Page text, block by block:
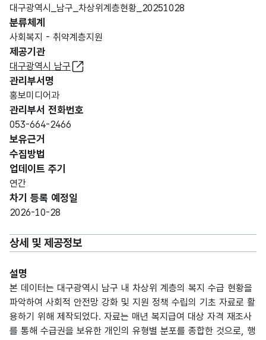
대구광역시_남구_차상위계층현황_20251028
분류체계
사회복지 - 취약계층지원
제공기관
대구광역시 남구
관리부서명
홍보미디어과
관리부서 전화번호
053-664-2466
보유근거
수집방법
업데이트 주기
연간
차기 등록 예정일
2026-10-28
상세 및 제공정보
설명
본 데이터는 대구광역시 남구 내 차상위 계층의 복지 수급 현황을
파악하여 사회적 안전망 강화 및 지원 정책 수립의 기초 자료로 활
용하기 위해 제작되었다. 자료는 매년 복지급여 대상 자격 재조사
를 통해 수급권을 보유한 개인의 유형별 분포를 종합한 것으로, 행